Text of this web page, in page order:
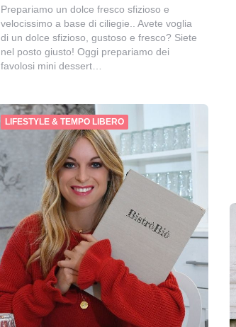
Prepariamo un dolce fresco sfizioso e
velocissimo a base di ciliegie.. Avete voglia
di un dolce sfizioso, gustoso e fresco? Siete
nel posto giusto! Oggi prepariamo dei
favolosi mini dessert…
LIFESTYLE & TEMPO LIBERO